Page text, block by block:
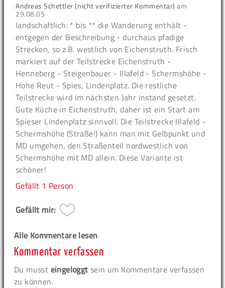
Andreas Schettler (nicht verifizierter Kommentar) am
29.08.05
landschaftlich: * bis ** die Wanderung enthält -
entgegen der Beschreibung - durchaus pfadige
Strecken, so z.B. westlich von Eichenstruth. Frisch
markiert auf der Teilstrecke Eichenstruth -
Henneberg - Steigenbauer - Illafeld - Schermshöhe -
Hohe Reut - Spies, Lindenplatz. Die restliche
Teilstrecke wird im nächsten Jahr instand gesetzt.
Gute Küche in Eichenstruth, daher ist ein Start am
Spieser Lindenplatz sinnvoll. Die Teilstrecke Illafeld -
Schermshöhe (Straße!) kann man mit Gelbpunkt und
MD umgehen, den Straßenteil nordwestlich von
Schermshöhe mit MD allein. Diese Variante ist
schöner!
Gefällt 1 Person
Gefällt mir:
Alle Kommentare lesen
Kommentar verfassen
Du musst eingeloggt sein um Kommentare verfassen
zu können.